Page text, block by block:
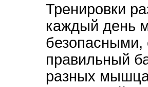
Тренировки
каждый день
безопасными,
правильный
разных